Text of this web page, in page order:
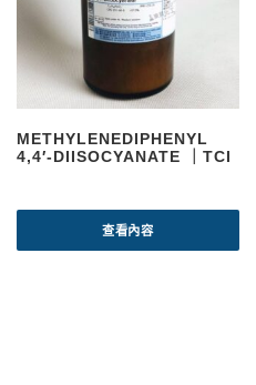
METHYLENEDIPHENYL
4,4′-DIISOCYANATE ｜TCI
查看內容